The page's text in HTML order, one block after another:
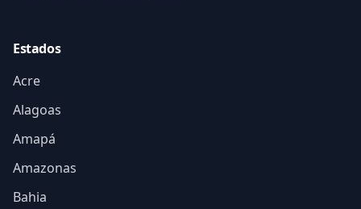
Estados
Acre
Alagoas
Amapá
Amazonas
Bahia